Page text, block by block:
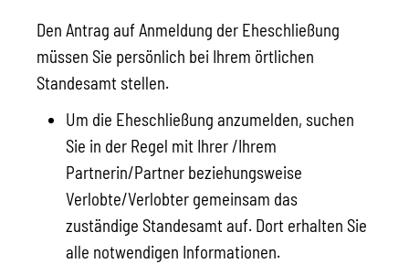
Den Antrag auf Anmeldung der Eheschließung
müssen Sie persönlich bei Ihrem örtlichen
Standesamt stellen.
Um die Eheschließung anzumelden, suchen
Sie in der Regel mit Ihrer /Ihrem
Partnerin/Partner beziehungsweise
Verlobte/Verlobter gemeinsam das
zuständige Standesamt auf. Dort erhalten Sie
alle notwendigen Informationen.